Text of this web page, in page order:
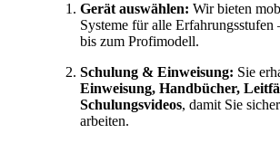
Gerät auswählen: Wir bieten
Systeme für alle Erfahrungsstufen
bis zum Profimodell.
Schulung & Einweisung: Sie
Einweisung, Handbücher,
Schulungsvideos, damit Sie
arbeiten.